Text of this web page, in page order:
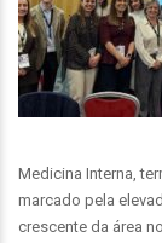
Medicina Interna,
marcado pela
crescente da área